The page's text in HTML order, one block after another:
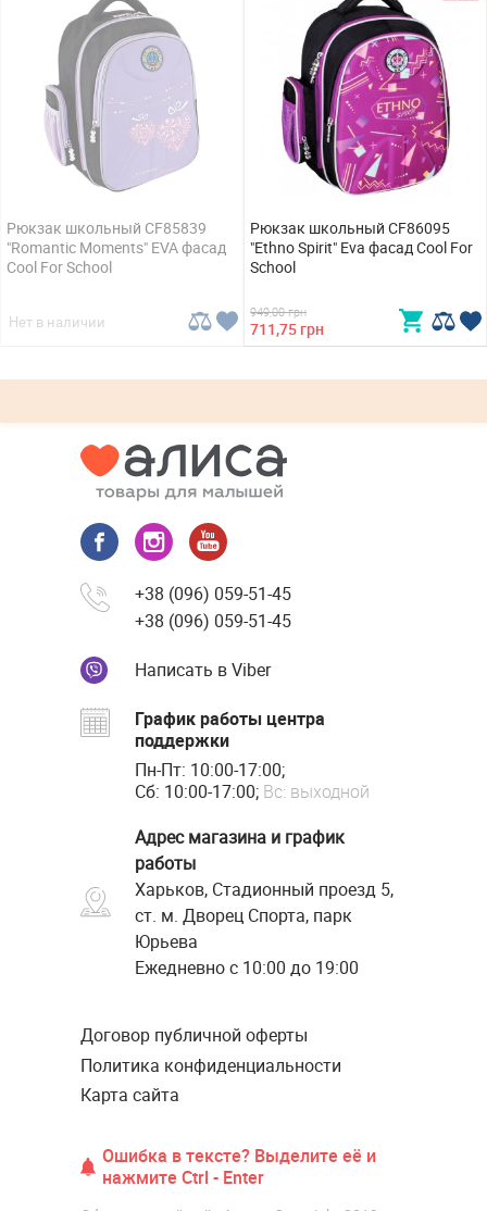
Рюкзак школьный CF85839
"Romantic Moments" EVA фасад
Cool For School
Нет в наличии
Рюкзак школьный CF86095
"Ethno Spirit" Eva фасад Cool For
School
949,00 грн
711,75 грн
+38 (096) 059-51-45
+38 (096) 059-51-45
Написать в Viber
График работы центра
поддержки
Пн-Пт: 10:00-17:00;
Сб: 10:00-17:00; Вс: выходной
Адрес магазина и график
работы
Харьков, Стадионный проезд 5,
ст. м. Дворец Спорта, парк
Юрьева
Ежедневно с 10:00 до 19:00
Договор публичной оферты
Политика конфиденциальности
Карта сайта
Ошибка в тексте? Выделите её и
нажмите Ctrl - Enter